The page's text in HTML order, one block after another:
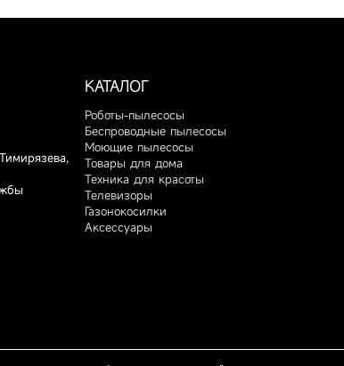
КАТАЛОГ
Роботы-пылесосы
Беспроводные пылесосы
Моющие пылесосы
Товары для дома
Техника для красоты
Телевизоры
Газонокосилки
Аксессуары